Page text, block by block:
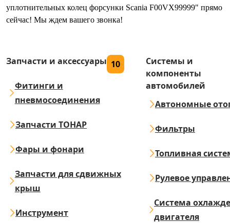
уплотнительных колец форсунки Scania F00VX99999" прямо
сейчас! Мы ждем вашего звонка!
Запчасти и аксессуары 10
Фитинги и
пневмосоединения
Запчасти ТОНАР
Фары и фонари
Запчасти для сдвижных
крыш
Инструмент
Системы и
компоненты
автомобилей
Автономные
Фильтры
Топливная
Рулевое
Система
двигателя